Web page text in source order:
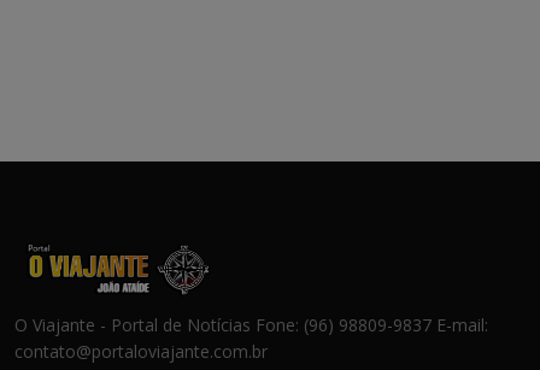
O Viajante - Portal de Notícias Fone: (96) 98809-9837 E-mail:
contato@portaloviajante.com.br